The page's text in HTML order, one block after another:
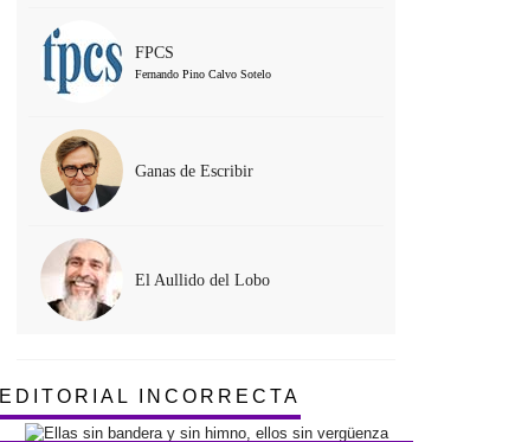
FPCS
Fernando Pino Calvo Sotelo
Ganas de Escribir
El Aullido del Lobo
EDITORIAL INCORRECTA